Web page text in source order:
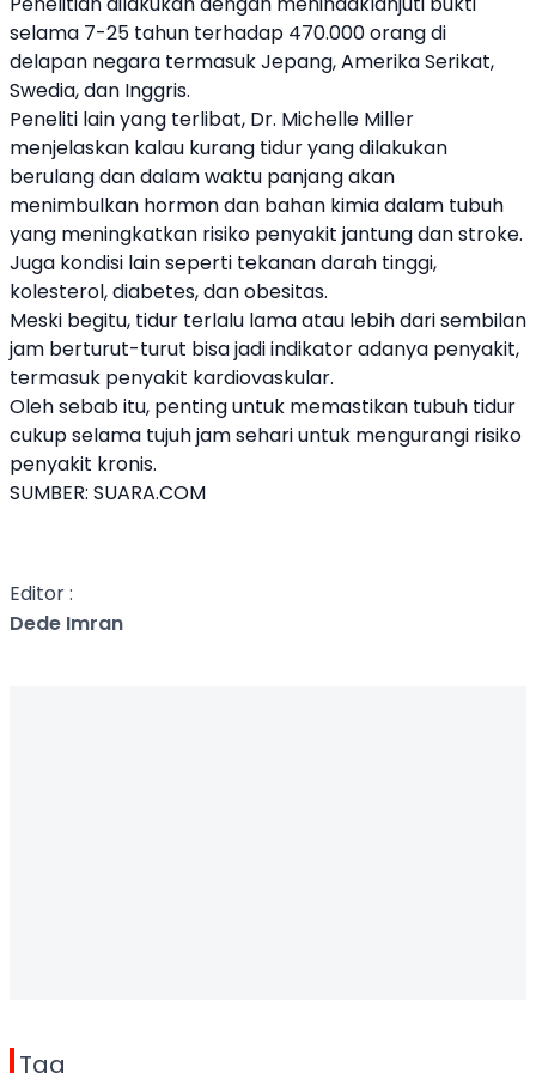
selama 7-25 tahun terhadap 470.000 orang di
delapan negara termasuk Jepang, Amerika Serikat,
Swedia, dan Inggris.
Peneliti lain yang terlibat, Dr. Michelle Miller
menjelaskan kalau kurang tidur yang dilakukan
berulang dan dalam waktu panjang akan
menimbulkan hormon dan bahan kimia dalam tubuh
yang meningkatkan risiko penyakit jantung dan stroke.
Juga kondisi lain seperti tekanan darah tinggi,
kolesterol, diabetes, dan obesitas.
Meski begitu, tidur terlalu lama atau lebih dari sembilan
jam berturut-turut bisa jadi indikator adanya penyakit,
termasuk penyakit kardiovaskular.
Oleh sebab itu, penting untuk memastikan tubuh tidur
cukup selama tujuh jam sehari untuk mengurangi risiko
penyakit kronis.
SUMBER: SUARA.COM
Editor :
Dede Imran
Tag